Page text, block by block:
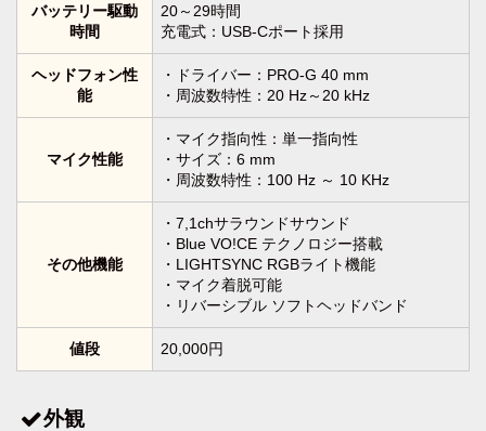
バッテリー駆動
時間
20～29時間
充電式：USB-Cポート採用
ヘッドフォン性
能
・ドライバー：PRO-G 40 mm
・周波数特性：20 Hz～20 kHz
マイク性能
・マイク指向性：単一指向性
・サイズ：6 mm
・周波数特性：100 Hz ～ 10 KHz
その他機能
・7,1chサラウンドサウンド
・Blue VO!CE テクノロジー搭載
・LIGHTSYNC RGBライト機能
・マイク着脱可能
・リバーシブル ソフトヘッドバンド
値段 20,000円
外観